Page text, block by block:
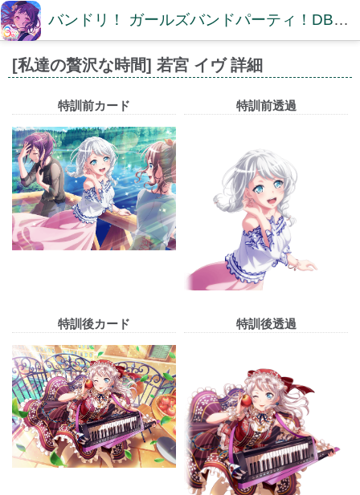
バンドリ！ ガールズバンドパーティ！DB【ガルパDB】
[私達の贅沢な時間] 若宮 イヴ 詳細
特訓前カード 特訓前透過
特訓後カード 特訓後透過